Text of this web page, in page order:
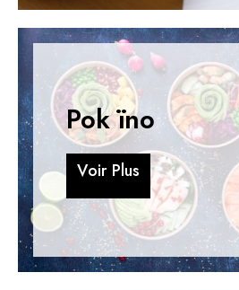
Pok ïno
Voir Plus
Voir Plus